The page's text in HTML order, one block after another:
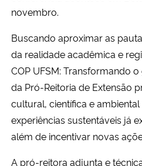
novembro.
Buscando aproximar as
da realidade acadêmica e
COP UFSM: Transformando
da Pró-Reitoria de Extensão
cultural, científica e
experiências sustentáveis já
além de incentivar novas
A pró-reitora adjunta e